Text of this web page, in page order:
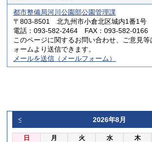
2026年8月
<
日 月 火 水 木
都市整備局河川公園部公園管理課
〒803-8501 北九州市小倉北区城内1番1号
電話：093-582-2464 FAX：093-582-0166
このページに関するお問い合わせ、ご意見
ォームより送信できます。
メールを送信（メールフォーム）